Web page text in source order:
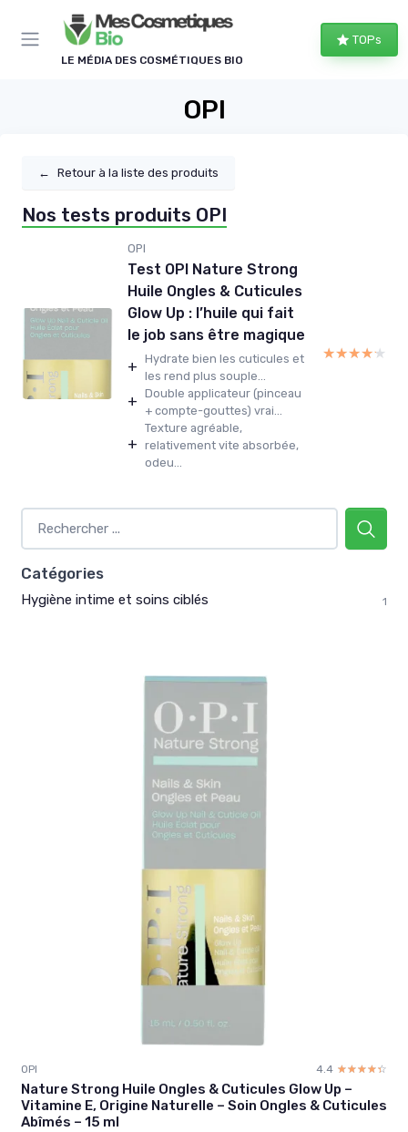
LE MÉDIA DES COSMÉTIQUES BIO
TOPs
OPI
← Retour à la liste des produits
Nos tests produits OPI
OPI
Test OPI Nature Strong
Huile Ongles & Cuticules
Glow Up : l’huile qui fait
le job sans être magique
+ Hydrate bien les cuticules et
les rend plus souple...
+ Double applicateur (pinceau
+ compte-gouttes) vrai...
+
Texture agréable,
relativement vite absorbée,
odeu...
★★★★★
★★★★★
Catégories
Hygiène intime et soins ciblés 1
OPI 4.4 ☆☆☆☆☆
★★★★★
Nature Strong Huile Ongles & Cuticules Glow Up –
Vitamine E, Origine Naturelle – Soin Ongles & Cuticules
Abîmés – 15 ml
Panneau de gestion des cookies